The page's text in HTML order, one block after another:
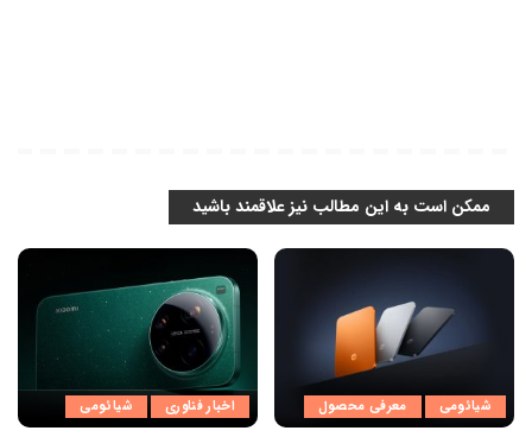
ممکن است به این مطالب نیز علاقمند باشید
شیائومی معرفی محصول اخبار فناوری شیائومی